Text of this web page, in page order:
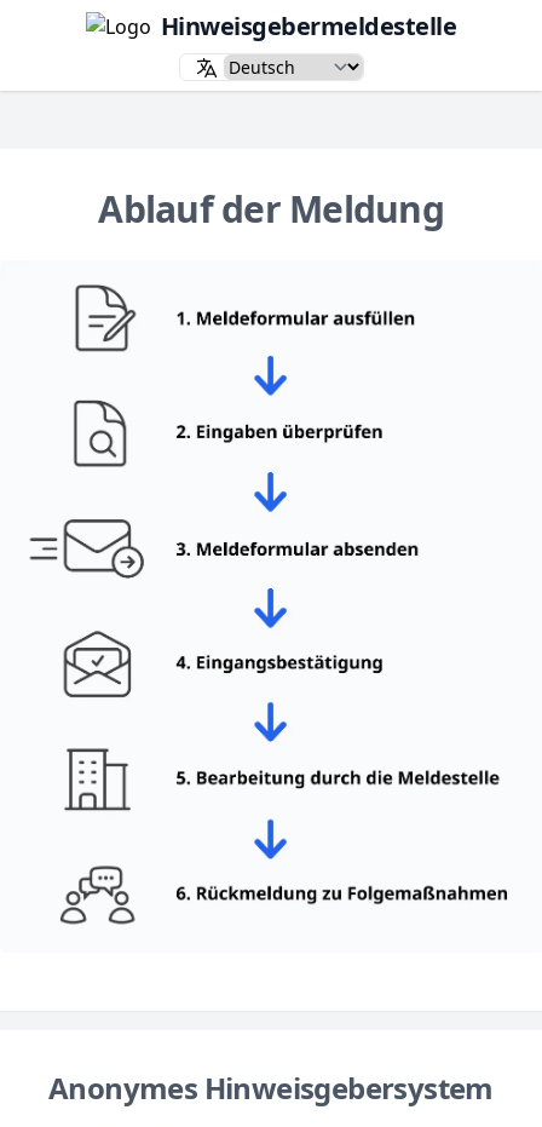
Hinweisgebermeldestelle
Ablauf der Meldung
Anonymes Hinweisgebersystem